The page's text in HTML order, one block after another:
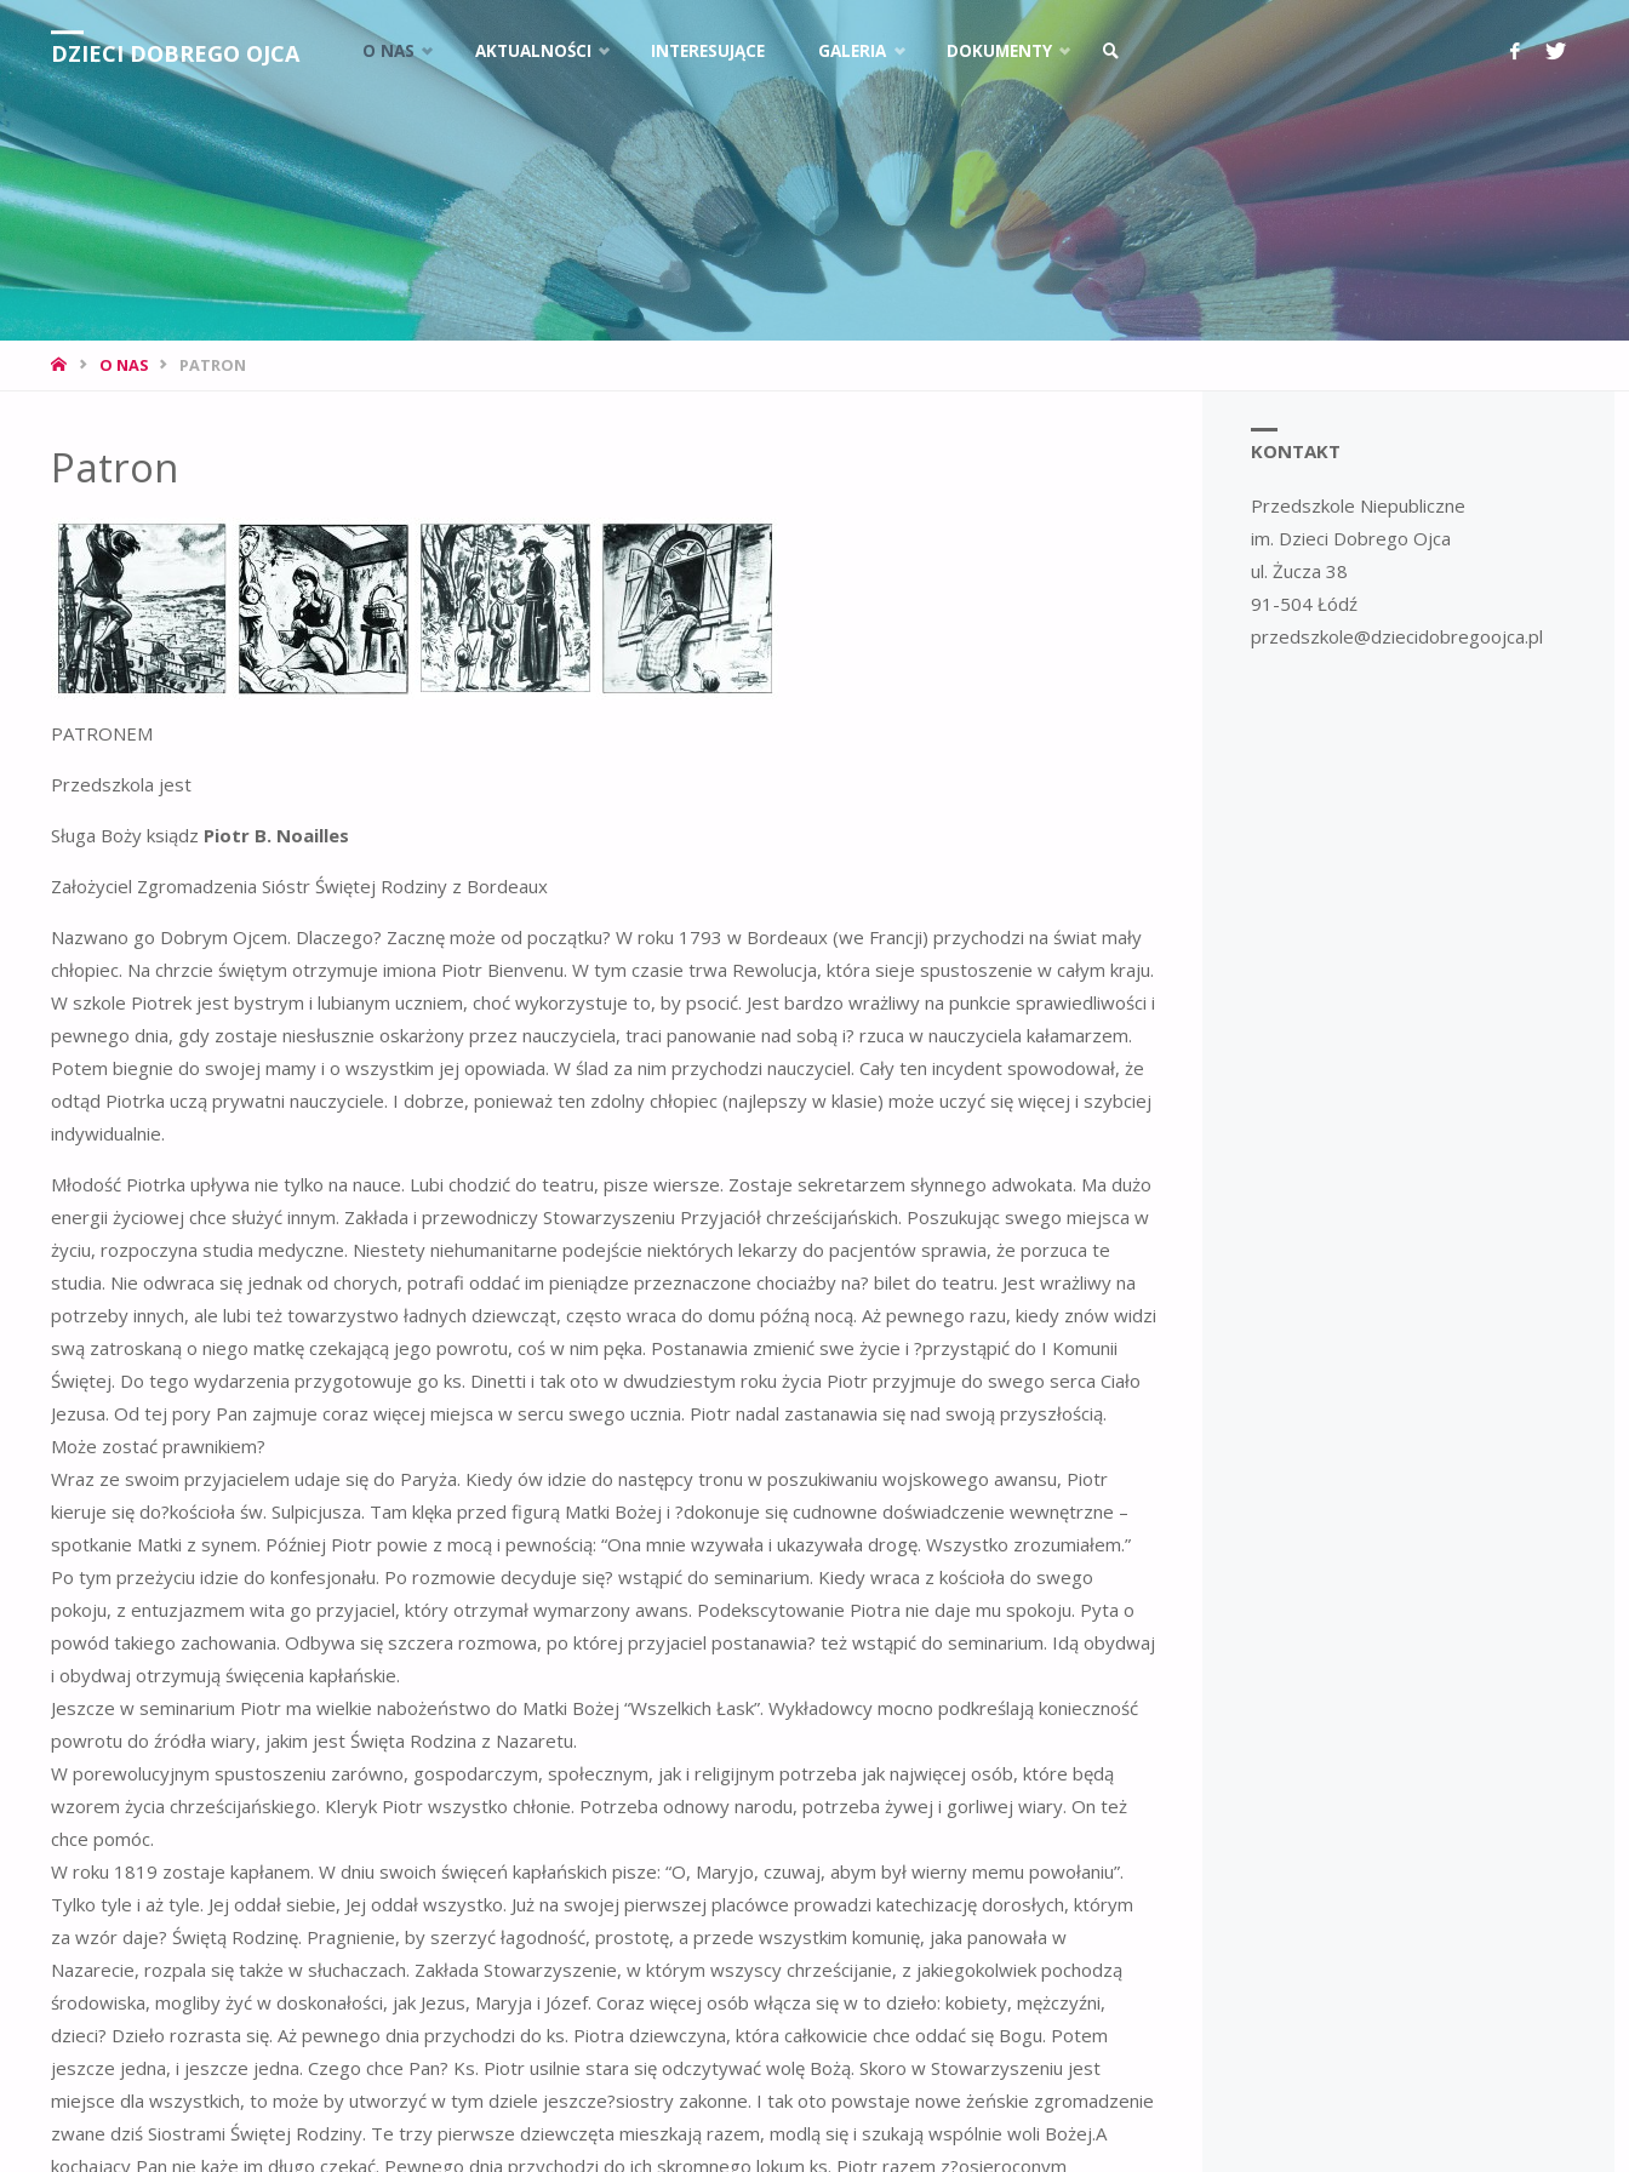
DZIECI DOBREGO OJCA O NAS AKTUALNOŚCI INTERESUJĄCE GALERIA DOKUMENTY
O NAS PATRON
Patron
PATRONEM
Przedszkola jest
Sługa Boży ksiądz Piotr B. Noailles
Założyciel Zgromadzenia Sióstr Świętej Rodziny z Bordeaux
Nazwano go Dobrym Ojcem. Dlaczego? Zacznę może od początku? W roku 1793 w Bordeaux (we Francji) przychodzi na świat mały
chłopiec. Na chrzcie świętym otrzymuje imiona Piotr Bienvenu. W tym czasie trwa Rewolucja, która sieje spustoszenie w całym kraju.
W szkole Piotrek jest bystrym i lubianym uczniem, choć wykorzystuje to, by psocić. Jest bardzo wrażliwy na punkcie sprawiedliwości i
pewnego dnia, gdy zostaje niesłusznie oskarżony przez nauczyciela, traci panowanie nad sobą i? rzuca w nauczyciela kałamarzem.
Potem biegnie do swojej mamy i o wszystkim jej opowiada. W ślad za nim przychodzi nauczyciel. Cały ten incydent spowodował, że
odtąd Piotrka uczą prywatni nauczyciele. I dobrze, ponieważ ten zdolny chłopiec (najlepszy w klasie) może uczyć się więcej i szybciej
indywidualnie.
Młodość Piotrka upływa nie tylko na nauce. Lubi chodzić do teatru, pisze wiersze. Zostaje sekretarzem słynnego adwokata. Ma dużo
energii życiowej chce służyć innym. Zakłada i przewodniczy Stowarzyszeniu Przyjaciół chrześcijańskich. Poszukując swego miejsca w
życiu, rozpoczyna studia medyczne. Niestety niehumanitarne podejście niektórych lekarzy do pacjentów sprawia, że porzuca te
studia. Nie odwraca się jednak od chorych, potrafi oddać im pieniądze przeznaczone chociażby na? bilet do teatru. Jest wrażliwy na
potrzeby innych, ale lubi też towarzystwo ładnych dziewcząt, często wraca do domu późną nocą. Aż pewnego razu, kiedy znów widzi
swą zatroskaną o niego matkę czekającą jego powrotu, coś w nim pęka. Postanawia zmienić swe życie i ?przystąpić do I Komunii
Świętej. Do tego wydarzenia przygotowuje go ks. Dinetti i tak oto w dwudziestym roku życia Piotr przyjmuje do swego serca Ciało
Jezusa. Od tej pory Pan zajmuje coraz więcej miejsca w sercu swego ucznia. Piotr nadal zastanawia się nad swoją przyszłością.
Może zostać prawnikiem?
Wraz ze swoim przyjacielem udaje się do Paryża. Kiedy ów idzie do następcy tronu w poszukiwaniu wojskowego awansu, Piotr
kieruje się do?kościoła św. Sulpicjusza. Tam klęka przed figurą Matki Bożej i ?dokonuje się cudnowne doświadczenie wewnętrzne –
spotkanie Matki z synem. Później Piotr powie z mocą i pewnością: “Ona mnie wzywała i ukazywała drogę. Wszystko zrozumiałem.”
Po tym przeżyciu idzie do konfesjonału. Po rozmowie decyduje się? wstąpić do seminarium. Kiedy wraca z kościoła do swego
pokoju, z entuzjazmem wita go przyjaciel, który otrzymał wymarzony awans. Podekscytowanie Piotra nie daje mu spokoju. Pyta o
powód takiego zachowania. Odbywa się szczera rozmowa, po której przyjaciel postanawia? też wstąpić do seminarium. Idą obydwaj
i obydwaj otrzymują święcenia kapłańskie.
Jeszcze w seminarium Piotr ma wielkie nabożeństwo do Matki Bożej “Wszelkich Łask”. Wykładowcy mocno podkreślają konieczność
powrotu do źródła wiary, jakim jest Święta Rodzina z Nazaretu.
W porewolucyjnym spustoszeniu zarówno, gospodarczym, społecznym, jak i religijnym potrzeba jak najwięcej osób, które będą
wzorem życia chrześcijańskiego. Kleryk Piotr wszystko chłonie. Potrzeba odnowy narodu, potrzeba żywej i gorliwej wiary. On też
chce pomóc.
W roku 1819 zostaje kapłanem. W dniu swoich święceń kapłańskich pisze: “O, Maryjo, czuwaj, abym był wierny memu powołaniu”.
Tylko tyle i aż tyle. Jej oddał siebie, Jej oddał wszystko. Już na swojej pierwszej placówce prowadzi katechizację dorosłych, którym
za wzór daje? Świętą Rodzinę. Pragnienie, by szerzyć łagodność, prostotę, a przede wszystkim komunię, jaka panowała w
Nazarecie, rozpala się także w słuchaczach. Zakłada Stowarzyszenie, w którym wszyscy chrześcijanie, z jakiegokolwiek pochodzą
środowiska, mogliby żyć w doskonałości, jak Jezus, Maryja i Józef. Coraz więcej osób włącza się w to dzieło: kobiety, mężczyźni,
dzieci? Dzieło rozrasta się. Aż pewnego dnia przychodzi do ks. Piotra dziewczyna, która całkowicie chce oddać się Bogu. Potem
jeszcze jedna, i jeszcze jedna. Czego chce Pan? Ks. Piotr usilnie stara się odczytywać wolę Bożą. Skoro w Stowarzyszeniu jest
miejsce dla wszystkich, to może by utworzyć w tym dziele jeszcze?siostry zakonne. I tak oto powstaje nowe żeńskie zgromadzenie
zwane dziś Siostrami Świętej Rodziny. Te trzy pierwsze dziewczęta mieszkają razem, modlą się i szukają wspólnie woli Bożej.A
kochający Pan nie każe im długo czekać. Pewnego dnia przychodzi do ich skromnego lokum ks. Piotr razem z?osieroconym
KONTAKT
Przedszkole Niepubliczne
im. Dzieci Dobrego Ojca
ul. Żucza 38
91-504 Łódź
przedszkole@dziecidobregoojca.pl